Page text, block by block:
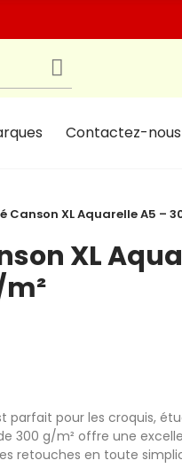
Contactez-nous
Canson XL Aquarelle A5 –
XL
parfait pour les croquis,
300 g/m² offre une
retouches en toute